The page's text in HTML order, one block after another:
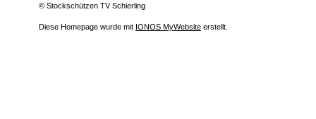
© Stockschützen TV Schierling
Diese Homepage wurde mit IONOS MyWebsite erstellt.